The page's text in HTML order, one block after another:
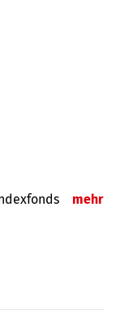
mehr